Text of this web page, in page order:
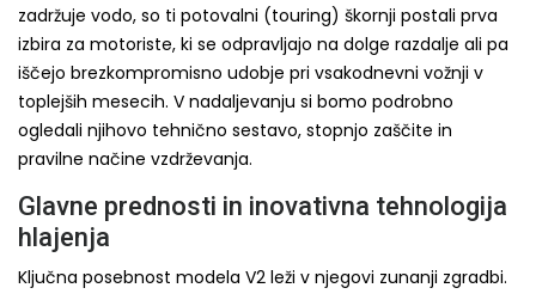
zadržuje vodo, so ti potovalni (touring) škornji postali prva
izbira za motoriste, ki se odpravljajo na dolge razdalje ali pa
iščejo brezkompromisno udobje pri vsakodnevni vožnji v
toplejših mesecih. V nadaljevanju si bomo podrobno
ogledali njihovo tehnično sestavo, stopnjo zaščite in
pravilne načine vzdrževanja.
Glavne prednosti in inovativna tehnologija
hlajenja
Ključna posebnost modela V2 leži v njegovi zunanji zgradbi.